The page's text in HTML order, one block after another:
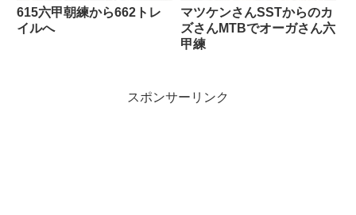
615六甲朝練から662トレ
イルへ
マツケンさんSSTからのカ
ズさんMTBでオーガさん六
甲練
スポンサーリンク